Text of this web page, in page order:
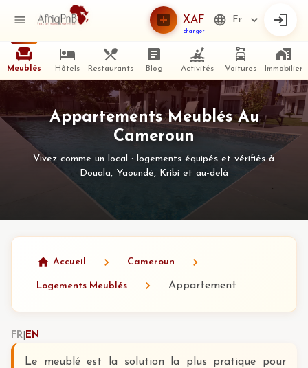
XAF
changer
Fr
Meublés Hôtels Restaurants Blog Activités Voitures Immobilier
Appartements Meublés Au
Cameroun
Vivez comme un local : logements équipés et vérifiés à
Douala, Yaoundé, Kribi et au-delà
Accueil Cameroun
Logements Meublés Appartement
FR EN
Le meublé est la solution la plus pratique pour